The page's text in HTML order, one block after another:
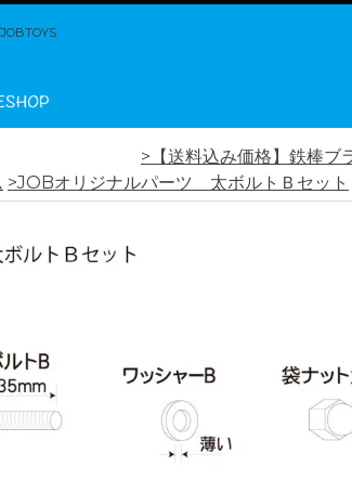
>JOBオリジナル
>【送料込み価格】鉄棒ブ
パーツ 太ボルトＢセット